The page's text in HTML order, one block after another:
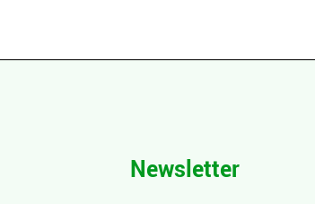
Newsletter